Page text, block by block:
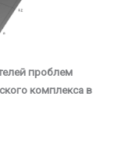
проблем
комплекса в